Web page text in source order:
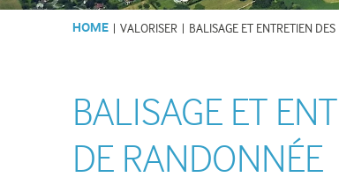
Comités Syndicaux
ANIMER
HOME | VALORISER | BALISAGE ET ENTRETIEN
BALISAGE ET
DE RANDONNÉE